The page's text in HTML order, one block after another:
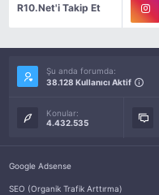
R10.Net'i Takip Et
Şu anda forumda:
38.128 Kullanıcı Aktif
Konular:
4.432.535
Google Adsense
SEO (Organik Trafik Arttırma)